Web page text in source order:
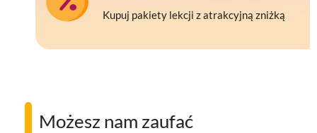
Kupuj pakiety lekcji z atrakcyjną zniżką
Możesz nam zaufać